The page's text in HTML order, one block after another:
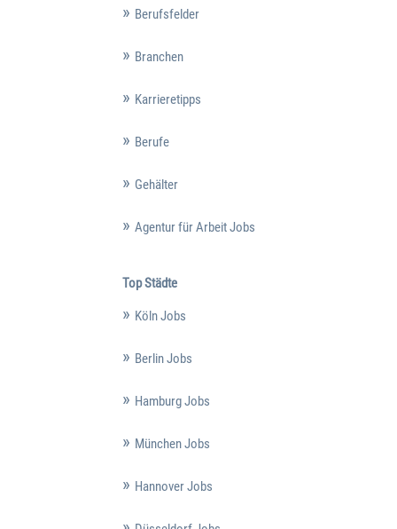
Berufsfelder
Branchen
Karrieretipps
Berufe
Gehälter
Agentur für Arbeit Jobs
Top Städte
Köln Jobs
Berlin Jobs
Hamburg Jobs
München Jobs
Hannover Jobs